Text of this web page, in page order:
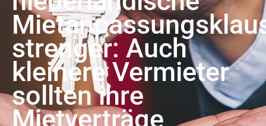
strenger: Auch
kleinere Vermieter
sollten ihre
Mietverträge